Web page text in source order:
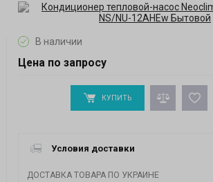
В наличии
Цена по запросу
КУПИТЬ
Условия доставки
ДОСТАВКА ТОВАРА ПО УКРАИНЕ